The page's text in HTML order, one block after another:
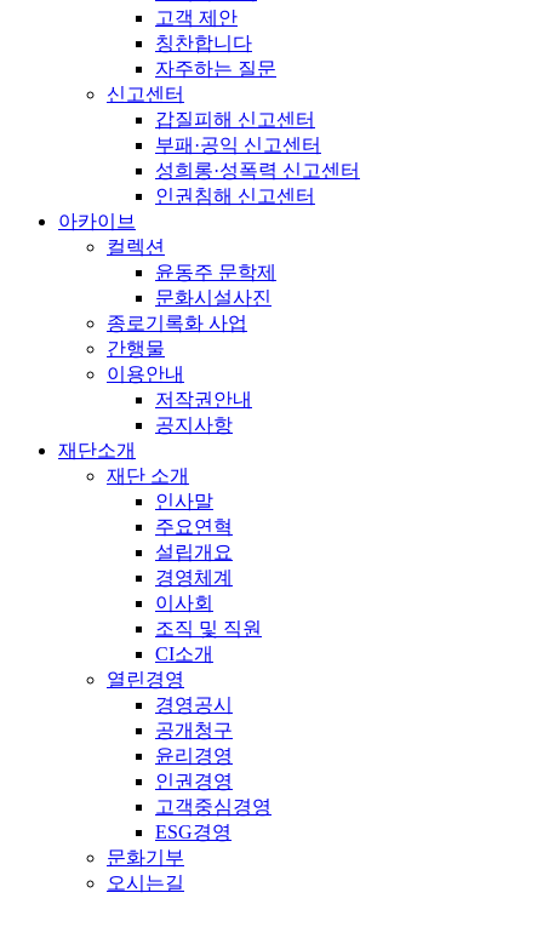
고객 제안
칭찬합니다
자주하는 질문
신고센터
갑질피해 신고센터
부패·공익 신고센터
성희롱·성폭력 신고센터
인권침해 신고센터
아카이브
컬렉션
윤동주 문학제
문화시설사진
종로기록화 사업
간행물
이용안내
저작권안내
공지사항
재단소개
재단 소개
인사말
주요연혁
설립개요
경영체계
이사회
조직 및 직원
CI소개
열린경영
경영공시
공개청구
윤리경영
인권경영
고객중심경영
ESG경영
문화기부
오시는길